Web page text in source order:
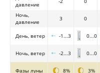
давление
Ночь,
давление
3 0
День, ветер -1...3 0...0
Ночь, ветер -2...3 0...0
Фазы луны 8% 3%